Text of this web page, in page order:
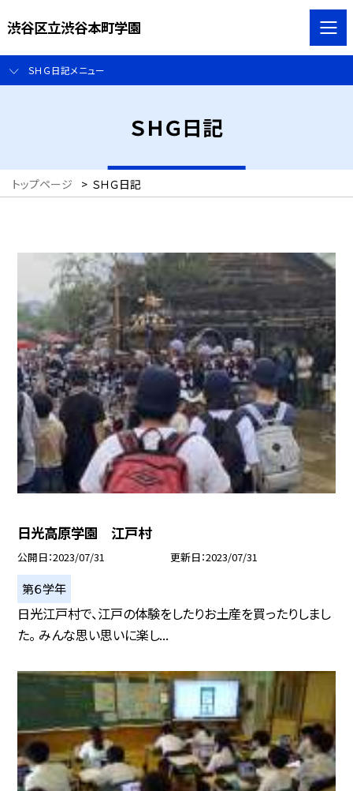
渋谷区立渋谷本町学園
ＳＨＧ日記メニュー
ＳＨＧ日記
トップページ > ＳＨＧ日記
日光高原学園 江戸村
公開日 2023/07/31 更新日 2023/07/31
第６学年
日光江戸村で、江戸の体験をしたりお土産を買ったりしまし
た。 みんな思い思いに楽し...